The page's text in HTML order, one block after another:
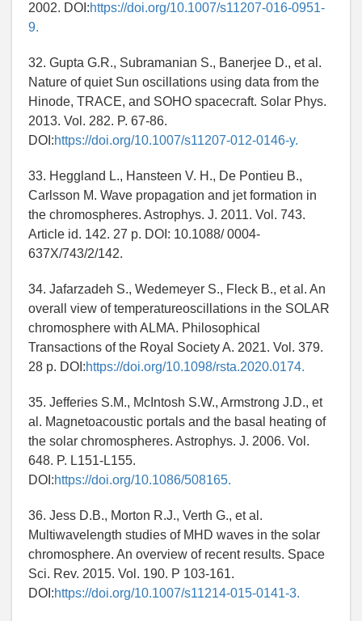
2002. DOI:https://doi.org/10.1007/s11207-016-0951-
9.
32. Gupta G.R., Subramanian S., Banerjee D., et al.
Nature of quiet Sun oscillations using data from the
Hinode, TRACE, and SOHO spacecraft. Solar Phys.
2013. Vol. 282. P. 67-86.
DOI:https://doi.org/10.1007/s11207-012-0146-y.
33. Heggland L., Hansteen V. H., De Pontieu B.,
Carlsson M. Wave propagation and jet formation in
the chromospheres. Astrophys. J. 2011. Vol. 743.
Article id. 142. 27 p. DOI: 10.1088/ 0004-
637X/743/2/142.
34. Jafarzadeh S., Wedemeyer S., Fleck B., et al. An
overall view of temperatureoscillations in the SOLAR
chromosphere with ALMA. Philosophical
Transactions of the Royal Society A. 2021. Vol. 379.
28 p. DOI:https://doi.org/10.1098/rsta.2020.0174.
35. Jefferies S.M., McIntosh S.W., Armstrong J.D., et
al. Magnetoacoustic portals and the basal heating of
the solar chromospheres. Astrophys. J. 2006. Vol.
648. P. L151-L155.
DOI:https://doi.org/10.1086/508165.
36. Jess D.B., Morton R.J., Verth G., et al.
Multiwavelength studies of MHD waves in the solar
chromosphere. An overview of recent results. Space
Sci. Rev. 2015. Vol. 190. P 103-161.
DOI:https://doi.org/10.1007/s11214-015-0141-3.